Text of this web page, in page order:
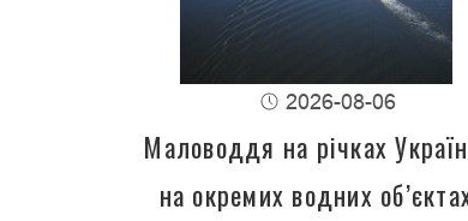
2026-08-06
Маловоддя на річках
на окремих водних